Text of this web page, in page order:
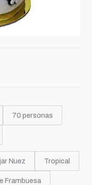
70 personas
Nuez Tropical
Frambuesa